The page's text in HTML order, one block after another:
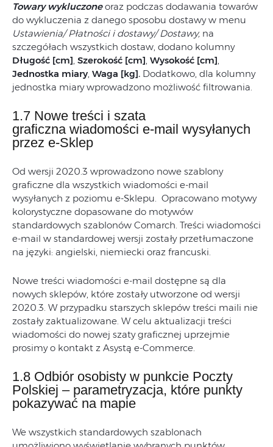
Towary wykluczoneoraz podczas dodawania towarów
do wykluczenia z danego sposobu dostawy w menu
Ustawienia/ Płatności i dostawy/ Dostawy, na
szczegółach wszystkich dostaw, dodano kolumny
Długość [cm], Szerokość [cm], Wysokość [cm],
Jednostka miary, Waga [kg]. Dodatkowo, dla kolumny
jednostka miary wprowadzono możliwość filtrowania.
1.7 Nowe treści i szata
graficzna wiadomości e-mail wysyłanych
przez e-Sklep
Od wersji 2020.3 wprowadzono nowe szablony
graficzne dla wszystkich wiadomości e-mail
wysyłanych z poziomu e-Sklepu. Opracowano motywy
kolorystyczne dopasowane do motywów
standardowych szablonów Comarch. Treści wiadomości
e-mail w standardowej wersji zostały przetłumaczone
na języki: angielski, niemiecki oraz francuski.
Nowe treści wiadomości e-mail dostępne są dla
nowych sklepów, które zostały utworzone od wersji
2020.3. W przypadku starszych sklepów treści maili nie
zostały zaktualizowane. W celu aktualizacji treści
wiadomości do nowej szaty graficznej uprzejmie
prosimy o kontakt z Asystą e-Commerce.
1.8 Odbiór osobisty w punkcie Poczty
Polskiej – parametryzacja, które punkty
pokazywać na mapie
We wszystkich standardowych szablonach